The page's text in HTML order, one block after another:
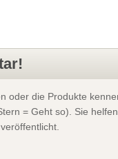
oder die Produkte
= Geht so). Sie